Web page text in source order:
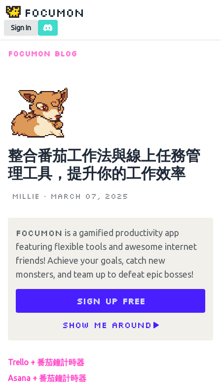
Focumon
Sign In
Focumon Blog
整合番茄工作法與線上任務管
理工具，提升你的工作效率
Millie • March 07, 2025
Focumon is a gamified productivity app
featuring flexible tools and awesome internet
friends! Achieve your goals, catch new
monsters, and team up to defeat epic bosses!
Sign up free
Show me around
Trello + 番茄鐘計時器
Asana + 番茄鐘計時器